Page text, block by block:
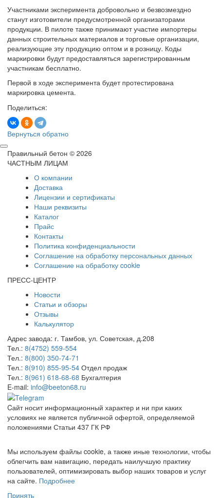
Участниками эксперимента добровольно и безвозмездно
станут изготовители предусмотренной организаторами
продукции. В пилоте также принимают участие импортеры
данных строительных материалов и торговые организации,
реализующие эту продукцию оптом и в розницу. Коды
маркировки будут предоставляться зарегистрированным
участникам бесплатно.
Первой в ходе эксперимента будет протестирована
маркировка цемента.
Поделиться:
Вернуться обратно
Правильный бетон © 2026
ЧАСТНЫМ ЛИЦАМ
О компании
Доставка
Лицензии и сертификаты
Наши реквизиты
Каталог
Прайс
Контакты
Политика конфиденциальности
Соглашение на обработку персональных данных
Соглашение на обработку cookie
ПРЕСС-ЦЕНТР
Новости
Статьи и обзоры
Отзывы
Калькулятор
Адрес завода: г. Тамбов, ул. Советская, д.208
Тел.: 8(4752) 559-554
Тел.: 8(800) 350-74-71
Тел.: 8(910) 855-95-54 Отдел продаж
Тел.: 8(961) 618-68-68 Бухгалтерия
E-mail: info@beeton68.ru
Cайт носит информационный характер и ни при каких
условиях не является публичной офертой, определяемой
положениями Статьи 437 ГК РФ
Мы используем файлы cookie, а также иные технологии, чтобы
облегчить вам навигацию, передать наилучшую практику
пользователей, оптимизировать выбор наших товаров и услуг
на сайте. Подробнее
Принять